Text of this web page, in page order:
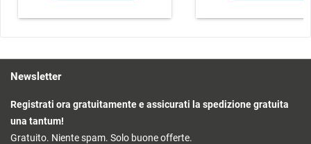
Newsletter
Registrati ora gratuitamente e assicurati la spedizione gratuita
una tantum!
Gratuito. Niente spam. Solo buone offerte.